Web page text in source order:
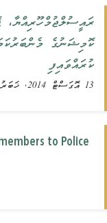
‏ރައީސުލްޖުމްހޫރިއްޔާ،
ކުރައްވައިފި ‏
members to Police